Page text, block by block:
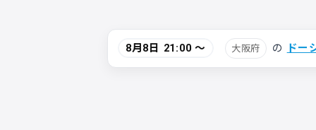
8月8日 21:00 〜 大阪府 の ド